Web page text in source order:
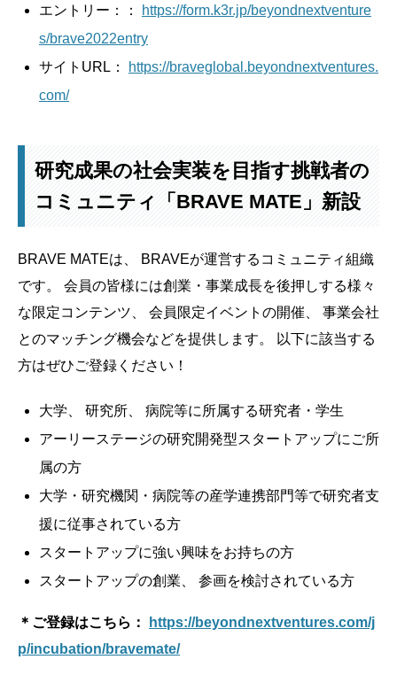
エントリー：：
https://form.k3r.jp/beyondnextventure
s/brave2022entry
サイトURL：
https://braveglobal.beyondnextventures.
com/
研究成果の社会実装を目指す挑戦者の
コミュニティ「BRAVE MATE」新設
BRAVE MATEは、 BRAVEが運営するコミュニティ組織
です。 会員の皆様には創業・事業成長を後押しする様々
な限定コンテンツ、 会員限定イベントの開催、 事業会社
とのマッチング機会などを提供します。 以下に該当する
方はぜひご登録ください！
大学、 研究所、 病院等に所属する研究者・学生
アーリーステージの研究開発型スタートアップにご所
属の方
大学・研究機関・病院等の産学連携部門等で研究者支
援に従事されている方
スタートアップに強い興味をお持ちの方
スタートアップの創業、 参画を検討されている方
＊ご登録はこちら：
https://beyondnextventures.com/j
p/incubation/bravemate/